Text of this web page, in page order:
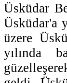
Üsküdar
Üsküdar'a
üzere
yılında